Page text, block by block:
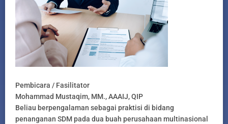
Pembicara / Fasilitator
Mohammad Mustaqim, MM., AAAIJ, QIP
Beliau berpengalaman sebagai praktisi di bidang
penanganan SDM pada dua buah perusahaan multinasional